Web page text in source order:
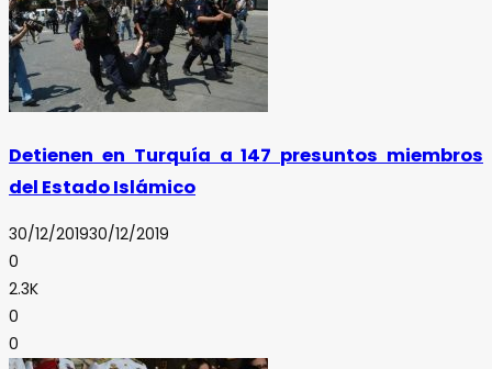
Detienen en Turquía a 147 presuntos miembros
del Estado Islámico
30/12/201930/12/2019
0
2.3K
0
0